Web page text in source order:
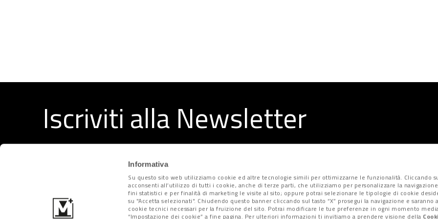
Informativa
Su questo sito web utilizziamo cookie ed altre tecnologie simili per ottimizzarne le funzionalità. Cliccando su
acconsenti all’utilizzo di tutti i cookie, anche di terze parti, che utilizziamo per personalizzare la
fini statistici e per finalità di marketing le visite al sito; oppure potrai selezionare le tipologie di cookie
su "Accetta selezionati". Chiudendo questo banner cliccando sul tasto “X” prosegui la navigazione e saranno
cookie tecnici necessari per la fruizione del sito. Potrai modificare le tue preferenze in ogni momento
“Impostazione dei cookie” a fine pagina. Per ulteriori informazioni ti invitiamo a prendere visione della
Iscriviti alla Newsletter